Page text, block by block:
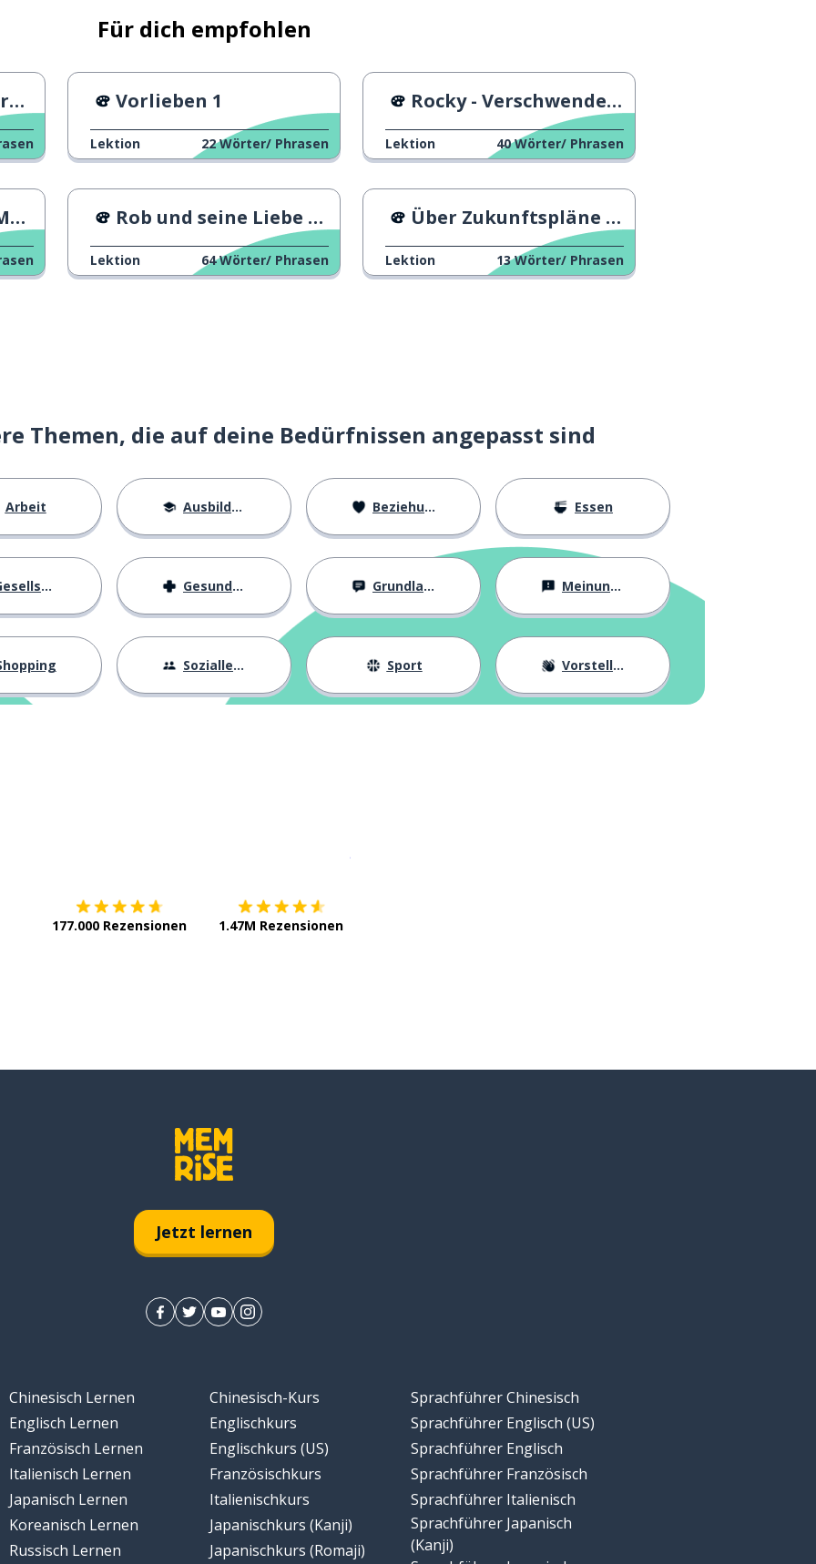
Für dich empfohlen
Vorlieben 1
Lektion 22 Wörter/ Phrasen
Rocky - Verschwendetes Talent
Lektion 40 Wörter/ Phrasen
Rob und seine Liebe zur Natur
Lektion 64 Wörter/ Phrasen
Über Zukunftspläne sprechen
Lektion 13 Wörter/ Phrasen
Themen, die auf deine Bedürfnissen angepasst sind
Arbeit Ausbildung Beziehungen Essen
Gesundheit Grundlagen Meinungen
Sozialleben Sport Vorstellung
177.000 Rezensionen 1.47M Rezensionen
Jetzt lernen
Chinesisch Lernen
Englisch Lernen
Französisch Lernen
Italienisch Lernen
Japanisch Lernen
Koreanisch Lernen
Russisch Lernen
Chinesisch-Kurs
Englischkurs
Englischkurs (US)
Französischkurs
Italienischkurs
Japanischkurs (Kanji)
Japanischkurs (Romaji)
Sprachführer Chinesisch
Sprachführer Englisch (US)
Sprachführer Englisch
Sprachführer Französisch
Sprachführer Italienisch
Sprachführer Japanisch
(Kanji)